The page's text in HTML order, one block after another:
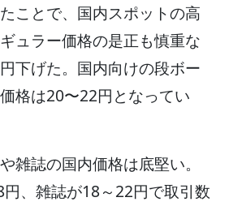
ことで、国内スポットの高
ュラー価格の是正も慎重な
下げた。国内向けの段ボー
格は20〜22円となってい
雑誌の国内価格は底堅い。
、雑誌が18～22円で取引数